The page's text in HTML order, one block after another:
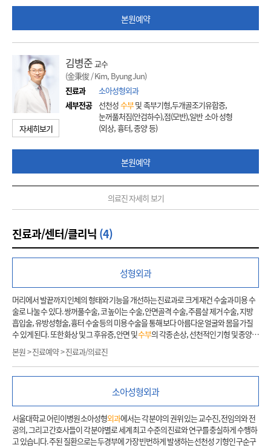
본원예약
자세히보기
김병준교수
(金秉俊 / Kim, Byung Jun)
진료과
소아성형외과
세부전공
선천성수부및 족부기형,두개골조기유합증,
눈꺼풀처짐(안검하수),점(모반),일반 소아 성형
(외상, 흉터, 종양 등)
본원예약
의료진 자세히 보기
진료과/센터/클리닉 (4)
성형외과
머리에서 발끝까지 인체의 형태와 기능을 개선하는 진료과로 크게 재건 수술과 미용 수
술로 나눌 수 있다. 쌍꺼풀수술, 코 높이는 수술, 안면골격 수술, 주름살 제거 수술, 지방
흡입술, 유방성형술, 흉터 수술 등의 미용 수술을 통해 보다 아름다운 얼굴와 몸을 가질
수 있게 된다. 또한 화상 및 그 후유증, 안면 및수부의 각종 손상, 선천적인 기형 및 종양
제거 후의 재건 수술을 통해서 기형적인 모양을 보다 정상에 가깝게 하며 동시에 기능적
인 결함도 교정해 주고 있다. 따라서 외적인 모양을 개선할 뿐 아니라 기능적인 결함도 복
구해 주고 이를 통해서 환자가 보다 자신감을 갖고 생활을 해나가도록 돕고 있다. 1. 주요
질환 또는 연구분야 - 유방재건 및 성형 : 자가조직 및 보형물을 이용한 유방재건, 유방확
대술 등 미용수술 - 선천기형 : 구순열, 구개열, 두개골유합증 등 악안면 선천기형,
지 선천기형 - 두개안면 : 양악수술, 안면육곽수술, 안면재건수술 - 안면신경마비 : 선천
성 및 외상성 안면신경마비재건 - 하지족부 : 당뇨발 등 하지재건 - 악성 및 양성종양 : 피
부종양, 지방종, 신경섬유종, 혈관종 등 - 미용 : 안검성형, 코성형, 안면거상, 복부성형,
지방흡입, 보톡스, 필러 등 - 흉터 : 스테로이드 주사 및 흉터제거술 - 기타 : 화상, 욕창, 림
본원 > 진료예약 > 진료과/의료진
소아성형외과
서울대학교 어린이병원 소아성형외과에서는 각 분야의 권위 있는 교수진, 전임의와 전
공의, 그리고 간호사들이 각 분야별로 세계 최고 수준의 진료와 연구를 충실하게 수행하
고 있습니다. 주된 질환으로는 두경부에 가장 빈번하게 발생하는 선천성 기형인 구순구